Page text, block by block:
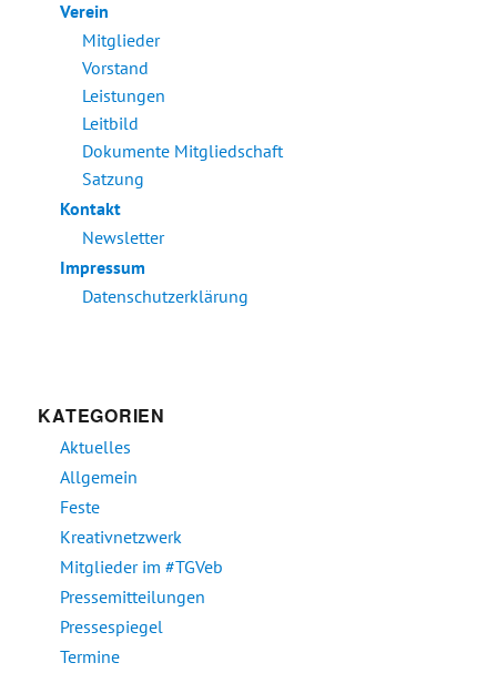
Verein
Mitglieder
Vorstand
Leistungen
Leitbild
Dokumente Mitgliedschaft
Satzung
Kontakt
Newsletter
Impressum
Datenschutzerklärung
KATEGORIEN
Aktuelles
Allgemein
Feste
Kreativnetzwerk
Mitglieder im #TGVeb
Pressemitteilungen
Pressespiegel
Termine